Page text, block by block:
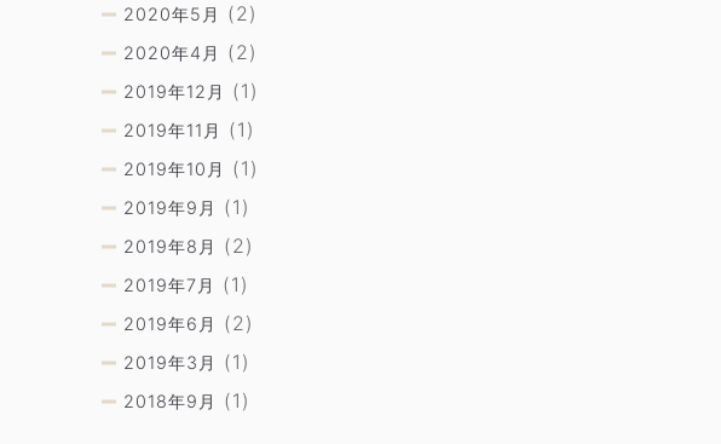
2020年5月 (2)
2020年4月 (2)
2019年12月 (1)
2019年11月 (1)
2019年10月 (1)
2019年9月 (1)
2019年8月 (2)
2019年7月 (1)
2019年6月 (2)
2019年3月 (1)
2018年9月 (1)